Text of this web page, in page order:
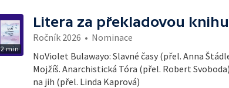
2 min
Litera za překladovou knihu
Ročník 2026 • Nominace
NoViolet Bulawayo: Slavné časy (přel. Anna
Mojžíš. Anarchistická Tóra (přel. Robert
na jih (přel. Linda Kaprová)